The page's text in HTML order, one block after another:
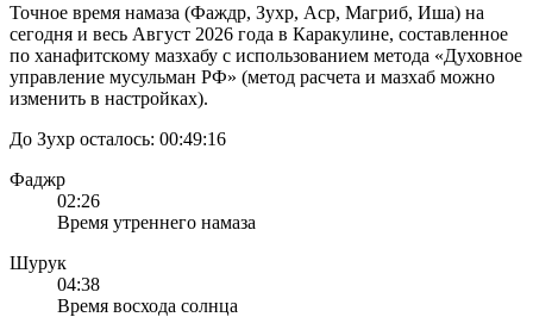
Точное время намаза (Фаждр, Зухр, Аср, Магриб, Иша) на
сегодня и весь Август 2026 года в Каракулине, составленное
по ханафитскому мазхабу с использованием метода «Духовное
управление мусульман РФ» (метод расчета и мазхаб можно
изменить в настройках).
До Зухр осталось: 00:49:16
Фаджр
02:26
Время утреннего намаза
Шурук
04:38
Время восхода солнца